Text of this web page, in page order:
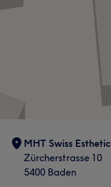
MHT Swiss Esthetic
Zürcherstrasse 10
5400 Baden